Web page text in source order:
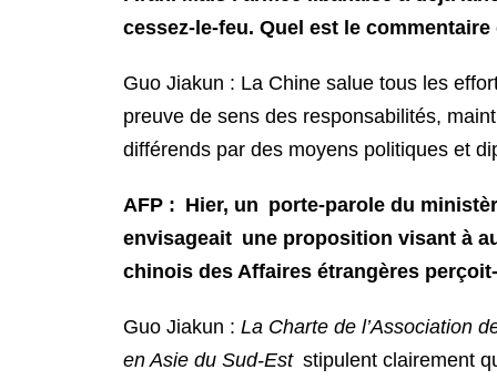
cessez-le-feu. Quel est le
Guo Jiakun : La Chine salue tous les
preuve de sens des responsabilités,
différends par des moyens politiques et
AFP : Hier, un porte-parole du
envisageait une proposition visant à
chinois des Affaires étrangères
Guo Jiakun : La Charte de l’Association
en Asie du Sud-Eststipulent clairement